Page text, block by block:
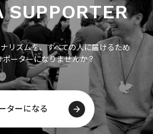
SUPPORTER
リズムを、すべての人に届けるため
ーターになりませんか？
ターになる